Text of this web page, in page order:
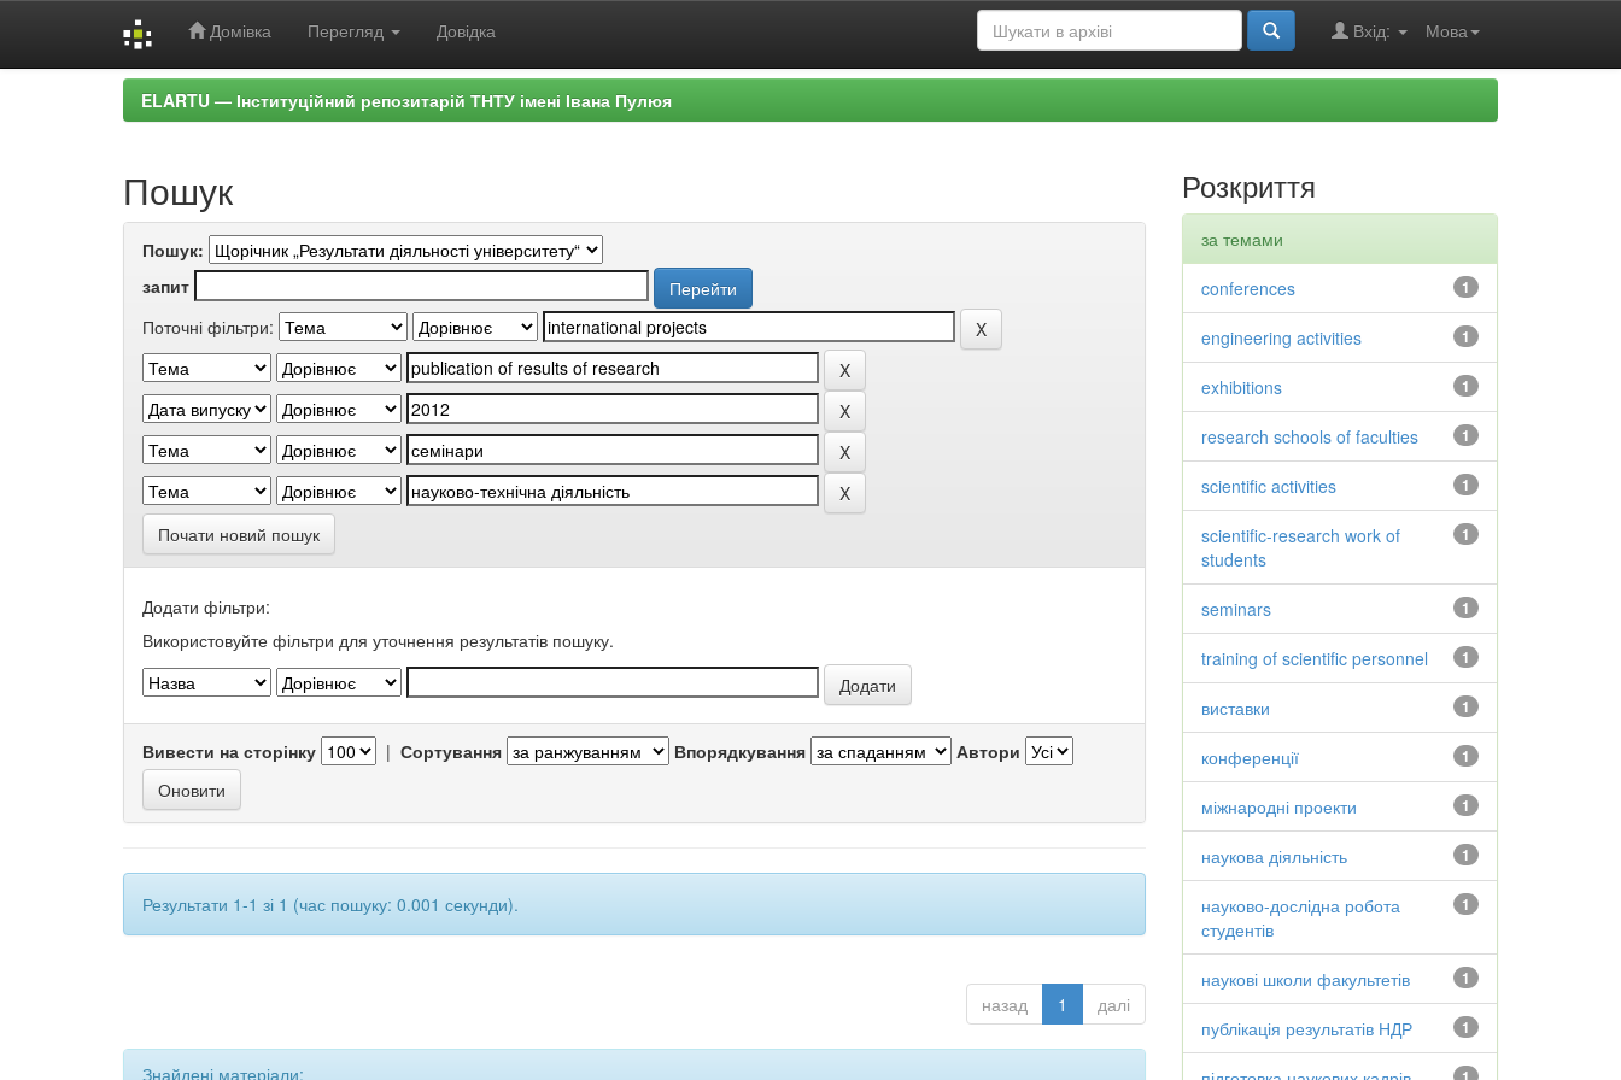
Домівка Перегляд Довідка Мова
Вхід:
ELARTU — Інституційний репозитарій ТНТУ імені Івана Пулюя
Пошук
Пошук:
запит
Поточні фільтри:
Почати новий пошук
Додати фільтри:
Використовуйте фільтри для уточнення результатів пошуку.
Вивести на сторінку | Сортування Впорядкування Автори
Результати 1-1 зі 1 (час пошуку: 0.001 секунди).
назад 1 далі
Знайдені матеріали:
Розкриття
за темами
1
conferences
1
engineering activities
1
exhibitions
1
research schools of faculties
1
scientific activities
1
scientific-research work of
students
1
seminars
1
training of scientific personnel
1
виставки
1
конференції
1
міжнародні проекти
1
наукова діяльність
1
науково-дослідна робота
студентів
1
наукові школи факультетів
1
публікація результатів НДР